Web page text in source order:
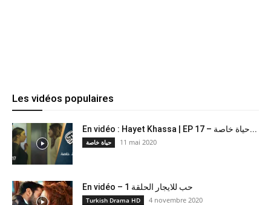
Les vidéos populaires
En vidéo : Hayet Khassa | EP 17 – حياة خاصة...
حياة خاصة 11 mai 2020
En vidéo – حب للايجار الحلقة 1
Turkish Drama HD 4 novembre 2020